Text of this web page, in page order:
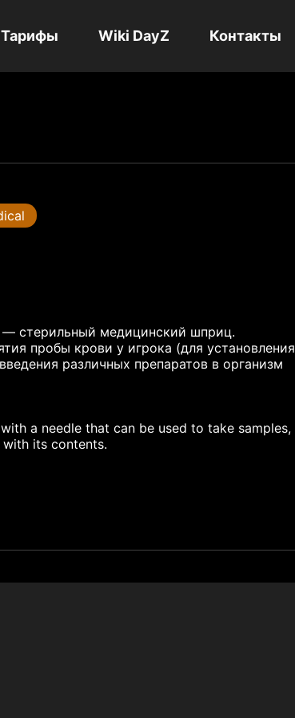
Тарифы Wiki DayZ Контакты
стерильный медицинский шприц.
пробы крови у игрока (для установления
различных препаратов в организм
a needle that can be used to take samples,
its contents.